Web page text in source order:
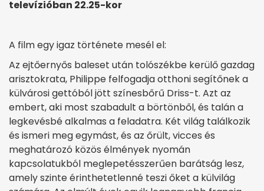
televízióban 22.25-kor
A film egy igaz története mesél el:
Az ejtőernyős baleset után tolószékbe kerülő gazdag
arisztokrata, Philippe felfogadja otthoni segítőnek a
külvárosi gettóból jött színesbőrű Driss-t. Azt az
embert, aki most szabadult a börtönből, és talán a
legkevésbé alkalmas a feladatra. Két világ találkozik
és ismeri meg egymást, és az őrült, vicces és
meghatározó közös élmények nyomán
kapcsolatukból meglepetésszerűen barátság lesz,
amely szinte érinthetetlenné teszi őket a külvilág